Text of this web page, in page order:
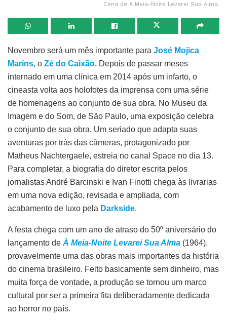
Cena de À Meia-Noite Levarei Sua Alma.
Novembro será um mês importante para José Mojica
Marins, o Zé do Caixão. Depois de passar meses
internado em uma clínica em 2014 após um infarto, o
cineasta volta aos holofotes da imprensa com uma série
de homenagens ao conjunto de sua obra. No Museu da
Imagem e do Som, de São Paulo, uma exposição celebra
o conjunto de sua obra. Um seriado que adapta suas
aventuras por trás das câmeras, protagonizado por
Matheus Nachtergaele, estreia no canal Space no dia 13.
Para completar, a biografia do diretor escrita pelos
jornalistas André Barcinski e Ivan Finotti chega às livrarias
em uma nova edição, revisada e ampliada, com
acabamento de luxo pela Darkside.
A festa chega com um ano de atraso do 50º aniversário do
lançamento de À Meia-Noite Levarei Sua Alma (1964),
provavelmente uma das obras mais importantes da história
do cinema brasileiro. Feito basicamente sem dinheiro, mas
muita força de vontade, a produção se tornou um marco
cultural por ser a primeira fita deliberadamente dedicada
ao horror no país.